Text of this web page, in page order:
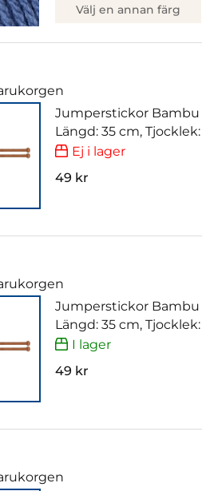
Välj en annan färg
Jumperstickor Bambu
Längd: 35 cm,
Ej i lager
49 kr
Jumperstickor Bambu
Längd: 35 cm,
I lager
49 kr